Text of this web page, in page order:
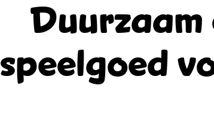
speelgoed